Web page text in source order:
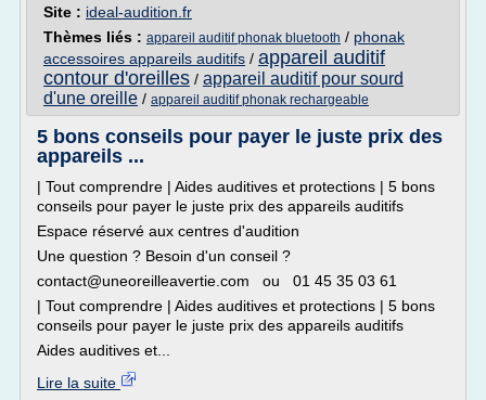
Site : ideal-audition.fr
Thèmes liés : appareil auditif phonak bluetooth / phonak
accessoires appareils auditifs / appareil auditif
contour d'oreilles / appareil auditif pour sourd
d'une oreille / appareil auditif phonak rechargeable
5 bons conseils pour payer le juste prix des
appareils ...
| Tout comprendre | Aides auditives et protections | 5 bons
conseils pour payer le juste prix des appareils auditifs
Espace réservé aux centres d'audition
Une question ? Besoin d'un conseil ?
contact@uneoreilleavertie.com ou 01 45 35 03 61
| Tout comprendre | Aides auditives et protections | 5 bons
conseils pour payer le juste prix des appareils auditifs
Aides auditives et...
Lire la suite